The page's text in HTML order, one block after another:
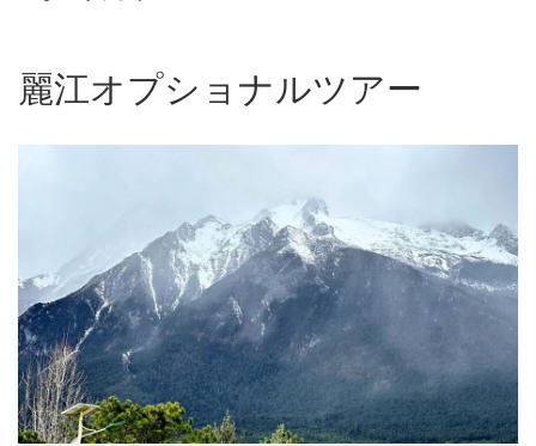
麗江オプショナルツアー